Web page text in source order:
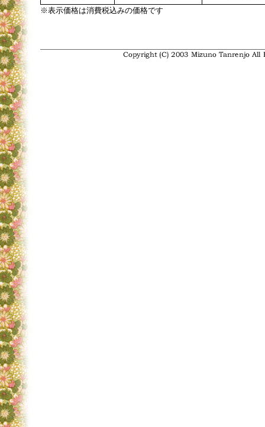
※表示価格は消費税込みの価格です